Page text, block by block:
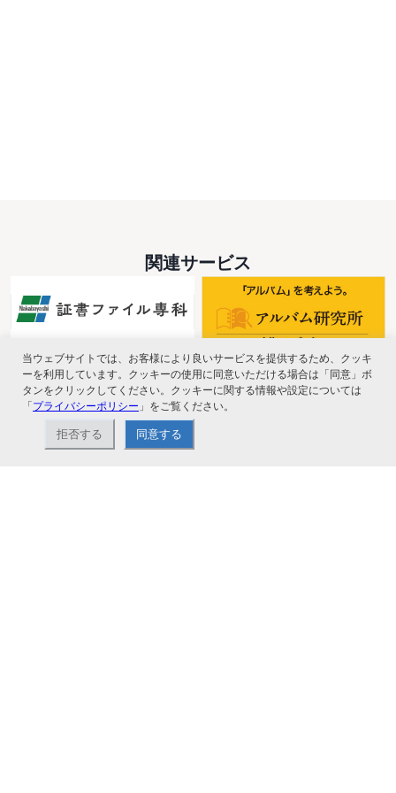
関連サービス
当ウェブサイトでは、お客様により良いサービスを提供するため、クッキ
ーを利用しています。クッキーの使用に同意いただける場合は「同意」ボ
タンをクリックしてください。クッキーに関する情報や設定については
「プライバシーポリシー 」をご覧ください。
拒否する 同意する